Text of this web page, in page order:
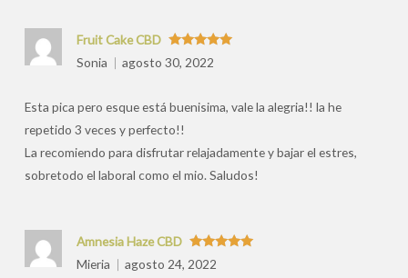
Valorado
con5de 5
Fruit Cake CBD
Sonia
agosto 30, 2022
Esta pica pero esque está buenisima, vale la alegria!! la he
repetido 3 veces y perfecto!!
La recomiendo para disfrutar relajadamente y bajar el estres,
sobretodo el laboral como el mio. Saludos!
Valorado
con5
Amnesia Haze CBD
Mieria
agosto 24, 2022